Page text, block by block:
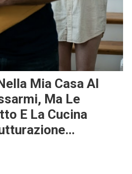
Mia Casa Al
Ma Le
E La Cucina